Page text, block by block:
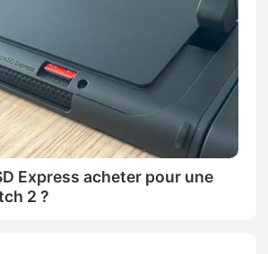
Express acheter pour une
2 ?